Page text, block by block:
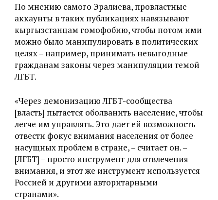
По мнению самого Эралиева, провластные
аккаунты в таких публикациях навязывают
кыргызстанцам гомофобию, чтобы потом ими
можно было манипулировать в политических
целях – например, принимать невыгодные
гражданам законы через манипуляции темой
ЛГБТ.
«Через демонизацию ЛГБТ-сообщества
[власть] пытается оболванить население, чтобы
легче им управлять. Это дает ей возможность
отвести фокус внимания населения от более
насущных проблем в стране, – считает он. –
[ЛГБТ] – просто инструмент для отвлечения
внимания, и этот же инструмент используется
Россией и другими авторитарными
странами».